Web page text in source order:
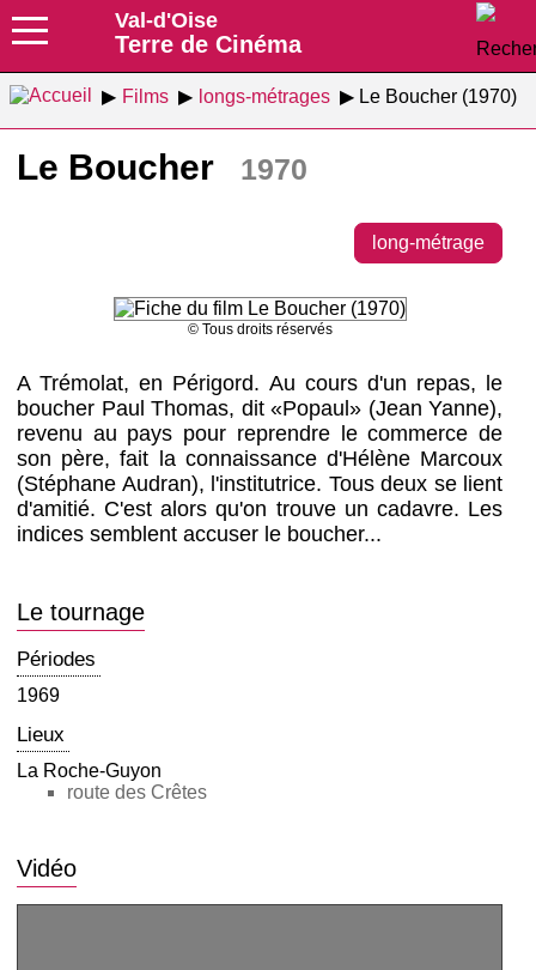
Val-d'Oise
Terre de Cinéma
Films longs-métrages Le Boucher (1970)
Le Boucher 1970
long-métrage
© Tous droits réservés
A Trémolat, en Périgord. Au cours d'un repas, le
boucher Paul Thomas, dit «Popaul» (Jean Yanne),
revenu au pays pour reprendre le commerce de
son père, fait la connaissance d'Hélène Marcoux
(Stéphane Audran), l'institutrice. Tous deux se lient
d'amitié. C'est alors qu'on trouve un cadavre. Les
indices semblent accuser le boucher...
Le tournage
Périodes
1969
Lieux
La Roche-Guyon
route des Crêtes
Vidéo